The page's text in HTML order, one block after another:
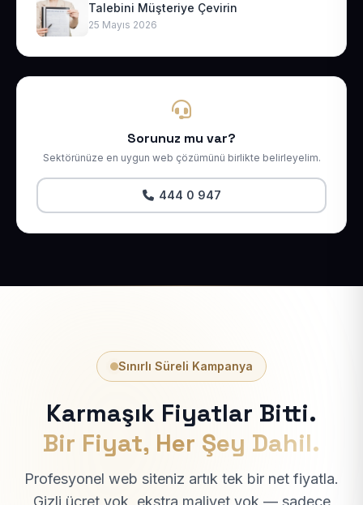
Talebini Müşteriye Çevirin
25 Mayıs 2026
Sorunuz mu var?
Sektörünüze en uygun web çözümünü birlikte belirleyelim.
444 0 947
Sınırlı Süreli Kampanya
Karmaşık Fiyatlar Bitti.
Bir Fiyat, Her Şey Dahil.
Profesyonel web siteniz artık tek bir net fiyatla.
Gizli ücret yok, ekstra maliyet yok — sadece